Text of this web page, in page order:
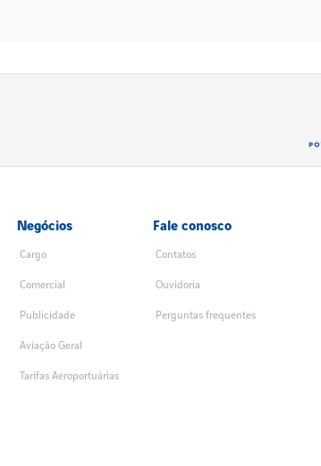
Negócios
Cargo
Comercial
Publicidade
Aviação Geral
Tarifas Aeroportuárias
Fale conosco
Contatos
Ouvidoria
Perguntas frequentes